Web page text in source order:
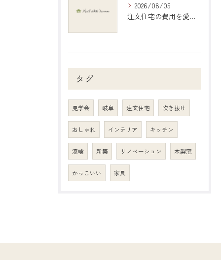
2026/08/05
注文住宅の費用を愛知県江南市で現実的に把握する具体的シミュレーション
タグ
見学会 岐阜 注文住宅 吹き抜け
おしゃれ インテリア キッチン
漆喰 新築 リノベーション 木製窓
かっこいい 家具